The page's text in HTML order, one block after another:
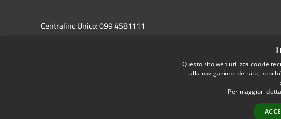
Centralino Unico: 099 4581111
protocollo.comunetaranto@pec.rupar.puglia.itQuesto sito web utilizza cookie
alla navigazione del sito,
Per maggiori